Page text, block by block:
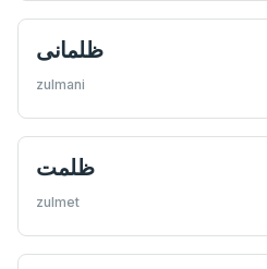
ظلمانى
zulmani
ظلمت
zulmet